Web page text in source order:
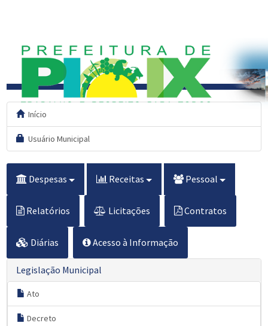
Início
Usuário Municipal
Despesas Receitas Pessoal
Relatórios Licitações Contratos
Diárias Acesso à Informação
Legislação Municipal
Ato
Decreto